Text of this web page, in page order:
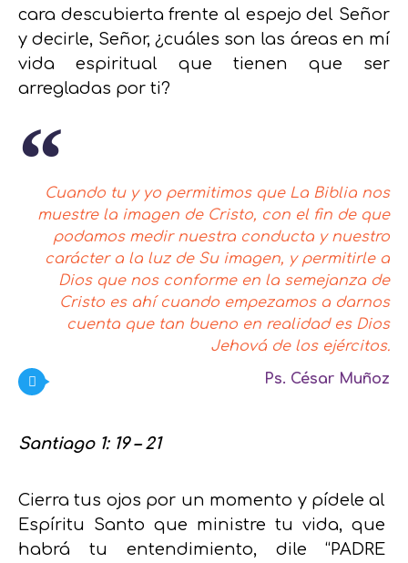
cara descubierta frente al espejo del Señor
y decirle, Señor, ¿cuáles son las áreas en mí
vida espiritual que tienen que ser
arregladas por ti?
Cuando tu y yo permitimos que La Biblia nos
muestre la imagen de Cristo, con el fin de que
podamos medir nuestra conducta y nuestro
carácter a la luz de Su imagen, y permitirle a
Dios que nos conforme en la semejanza de
Cristo es ahí cuando empezamos a darnos
cuenta que tan bueno en realidad es Dios
Jehová de los ejércitos.
Ps. César Muñoz
Santiago 1: 19 – 21
Cierra tus ojos por un momento y pídele al
Espíritu Santo que ministre tu vida, que
habrá tu entendimiento, dile “PADRE